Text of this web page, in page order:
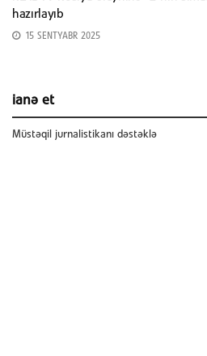
hazırlayıb
15 SENTYABR 2025
ianə et
Müstəqil jurnalistikanı dəstəklə